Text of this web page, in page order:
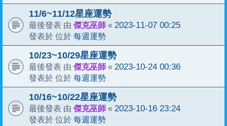
11/6~11/12星座運勢
最後發表 由 傑克巫師 « 2023-11-07 00:25
發表於 位於 每週運勢
10/23~10/29星座運勢
最後發表 由 傑克巫師 « 2023-10-24 00:36
發表於 位於 每週運勢
10/16~10/22星座運勢
最後發表 由 傑克巫師 « 2023-10-16 23:24
發表於 位於 每週運勢